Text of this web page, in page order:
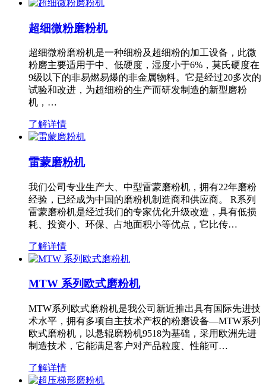
超细微粉磨粉机
超细微粉磨粉机是一种细粉及超细粉的加工设备，此微
粉磨主要适用于中、低硬度，湿度小于6%，莫氏硬度在
9级以下的非易燃易爆的非金属物料。它是经过20多次的
试验和改进，为超细粉的生产而研发制造的新型磨粉
机，…
了解详情
雷蒙磨粉机
我们公司专业生产大、中型雷蒙磨粉机，拥有22年磨粉
经验，已经成为中国的磨粉机制造商和供应商。 R系列
雷蒙磨粉机是经过我们的专家优化升级改造，具有低损
耗、投资小、环保、占地面积小等优点，它比传…
了解详情
MTW 系列欧式磨粉机
MTW系列欧式磨粉机是我公司新近推出具有国际先进技
术水平，拥有多项自主技术产权的粉磨设备—MTW系列
欧式磨粉机，以悬辊磨粉机9518为基础，采用欧洲先进
制造技术，它能满足客户对产品粒度、性能可…
了解详情